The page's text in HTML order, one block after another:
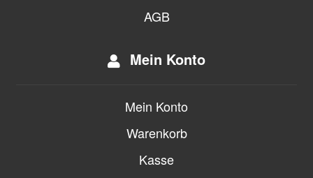
AGB
Mein Konto
Mein Konto
Warenkorb
Kasse